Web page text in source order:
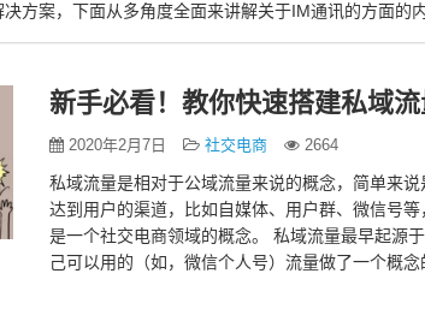
方案，下面从多角度全面来讲解关于IM通讯的方面的内
新手必看！教你快速搭建私域
2020年2月7日 社交电商 2664
私域流量是相对于公域流量来说的概念，简单来
达到用户的渠道，比如自媒体、用户群、微信号
是一个社交电商领域的概念。 私域流量最早起源
己可以用的（如，微信个人号）流量做了一个概